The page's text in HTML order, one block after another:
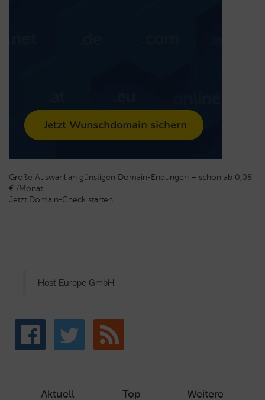
Große Auswahl an günstigen Domain-Endungen – schon ab 0,08
€ /Monat
Jetzt Domain-Check starten
Host Europe GmbH
Aktuell Top Weitere